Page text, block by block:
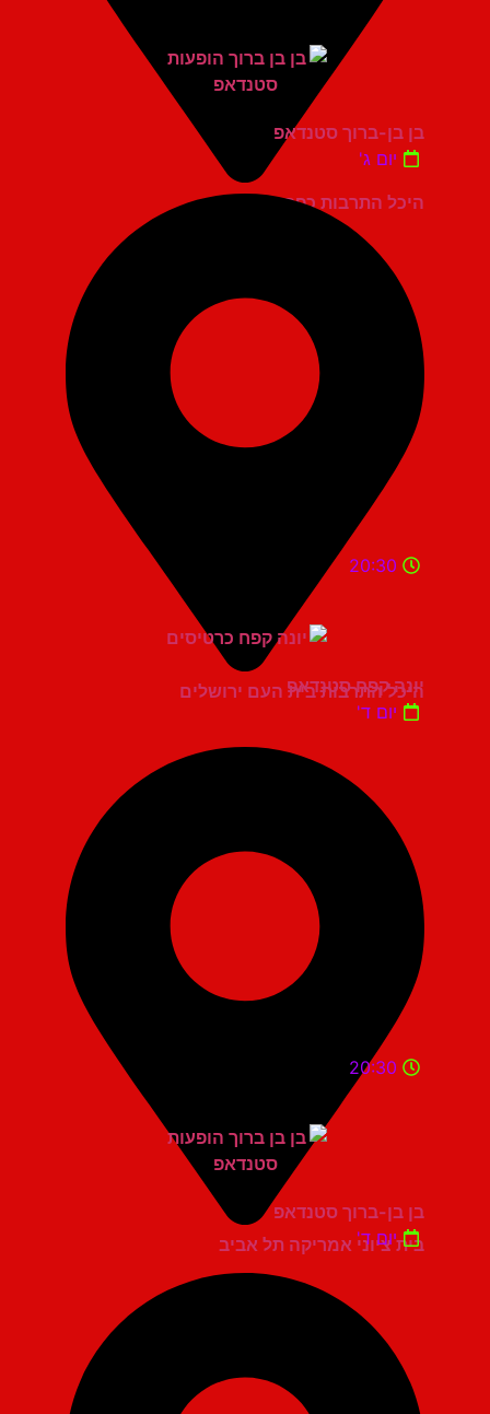
היכל התרבות כפר סבא
בן בן-ברוך סטנדאפ
יום ג'
היכל התרבות בית העם ירושלים
20:30
יונה קפח סטנדאפ
יום ד'
בית ציוני אמריקה תל אביב
20:30
בן בן-ברוך סטנדאפ
יום ד'